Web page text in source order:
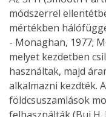
módszerrel
mértékben
- Monaghan, 1977;
melyet kezdetben
használtak, majd
alkalmazni kezdték.
földcsuszamlások